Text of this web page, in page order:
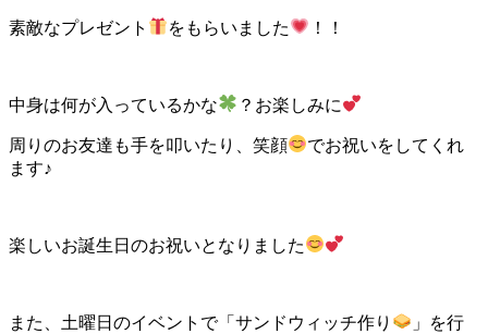
素敵なプレゼント をもらいました ！！
中身は何が入っているかな ？お楽しみに
周りのお友達も手を叩いたり、笑顔
でお祝いをしてくれ
ます♪
楽しいお誕生日のお祝いとなりました
また、土曜日のイベントで「サンドウィッチ作り
」を行